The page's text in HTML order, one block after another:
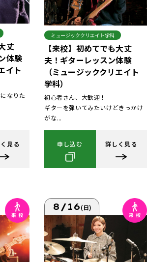
丈
体験
イト
なりた
見る
ミュージッククリエイト学科
【来校】初めてでも大丈
夫！ギターレッスン体験
（ミュージッククリエイト
学科）
初心者さん、大歓迎！
ギターを弾いてみたいけどきっかけ
がな...
申し込む 詳しく見る
8/16(日)